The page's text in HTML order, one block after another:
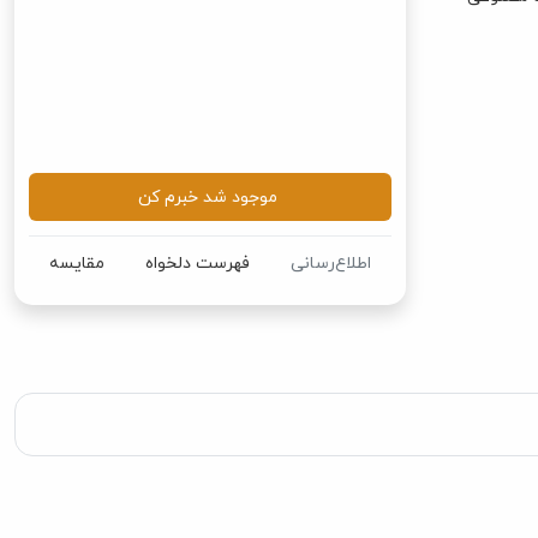
موجود شد خبرم کن
اطلاع‌رسانی فهرست دلخواه مقایسه